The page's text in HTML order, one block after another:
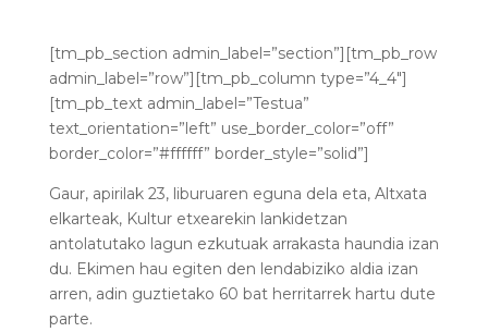
[tm_pb_section admin_label=”section”][tm_pb_row
admin_label=”row”][tm_pb_column type=”4_4″]
[tm_pb_text admin_label=”Testua”
text_orientation=”left” use_border_color=”off”
border_color=”#ffffff” border_style=”solid”]
Gaur, apirilak 23, liburuaren eguna dela eta, Altxata
elkarteak, Kultur etxearekin lankidetzan
antolatutako lagun ezkutuak arrakasta haundia izan
du. Ekimen hau egiten den lendabiziko aldia izan
arren, adin guztietako 60 bat herritarrek hartu dute
parte.